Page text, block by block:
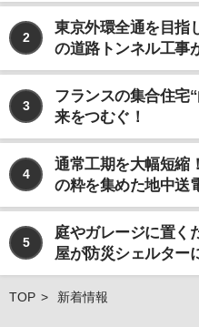
法令に基づく場合
なお、個人情報の取り
あっても、お客様の個
う、当社は当該委託先
を行います。
ご注意
当社が運営するインタ
外部へのリンクが含ま
ような外部のwebサイ
の取り扱いについては
のでご注意ください。
商品において、広告な
自に個人情報を収集す
な場合のお客様の個人
2
東京外環全通を目指
の道路トンネル工事
3
フランスの集合住宅
来をつむぐ！
4
通常工期を大幅短縮
の粋を集めた地中送
5
庭やガレージに置く
屋が防災シェルター
TOP 新着情報